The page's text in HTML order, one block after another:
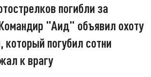
погибли за
"Аид" объявил охоту
который погубил сотни
к врагу